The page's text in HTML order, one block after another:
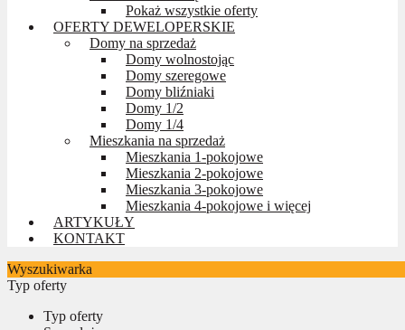
Pokaż wszystkie oferty
OFERTY DEWELOPERSKIE
Domy na sprzedaż
Domy wolnostojąc
Domy szeregowe
Domy bliźniaki
Domy 1/2
Domy 1/4
Mieszkania na sprzedaż
Mieszkania 1-pokojowe
Mieszkania 2-pokojowe
Mieszkania 3-pokojowe
Mieszkania 4-pokojowe i więcej
ARTYKUŁY
KONTAKT
Wyszukiwarka
Typ oferty
Typ oferty